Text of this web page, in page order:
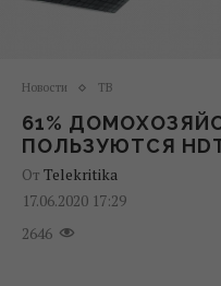
Новости ТВ
61%
ПОЛЬЗУЮТСЯ
От Telekritika
17.06.2020 17:29
2646